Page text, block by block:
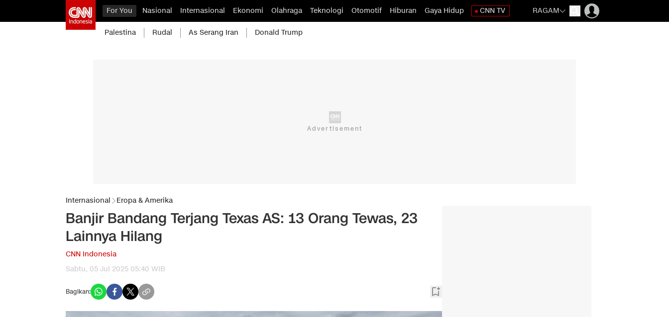
For You Nasional Internasional Ekonomi Olahraga Teknologi Otomotif Hiburan Gaya Hidup CNN TV RAGAM
Palestina Rudal As Serang Iran Donald Trump
Internasional Eropa & Amerika
Banjir Bandang Terjang Texas AS: 13 Orang Tewas, 23
Lainnya Hilang
CNN Indonesia
Sabtu, 05 Jul 2025 05:40 WIB
Bagikan: